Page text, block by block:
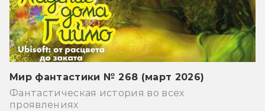
Мир фантастики № 268 (март 2026)
Фантастическая история во всех
проявлениях